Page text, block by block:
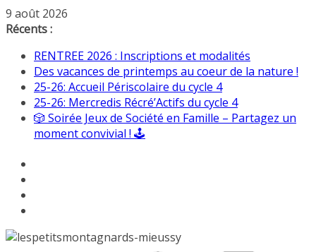
Passer
au
9 août 2026
Récents :
RENTREE 2026 : Inscriptions et modalités
Des vacances de printemps au coeur de la nature !
25-26: Accueil Périscolaire du cycle 4
25-26: Mercredis Récré’Actifs du cycle 4
🎲 Soirée Jeux de Société en Famille – Partagez un
moment convivial ! 🕹️